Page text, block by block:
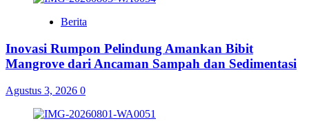
Berita
Inovasi Rumpon Pelindung Amankan Bibit
Mangrove dari Ancaman Sampah dan Sedimentasi
Agustus 3, 2026 0